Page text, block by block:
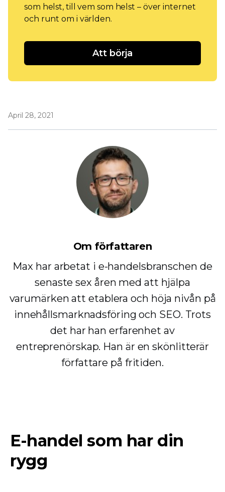
som helst, till vem som helst – över internet
och runt om i världen.
Att börja
April 28, 2021
Om författaren
Max har arbetat i e-handelsbranschen de
senaste sex åren med att hjälpa
varumärken att etablera och höja nivån på
innehållsmarknadsföring och SEO. Trots
det har han erfarenhet av
entreprenörskap. Han är en skönlitterär
författare på fritiden.
E-handel som har din
rygg